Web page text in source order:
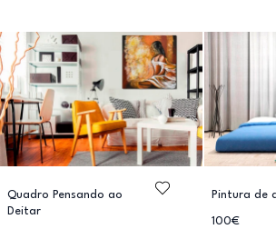
Quadro Pensando ao
Deitar
Pintura de
100€